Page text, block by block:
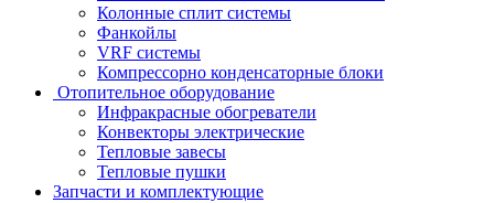
Колонные сплит системы
Фанкойлы
VRF системы
Компрессорно конденсаторные блоки
Отопительное оборудование
Инфракрасные обогреватели
Конвекторы электрические
Тепловые завесы
Тепловые пушки
Запчасти и комплектующие